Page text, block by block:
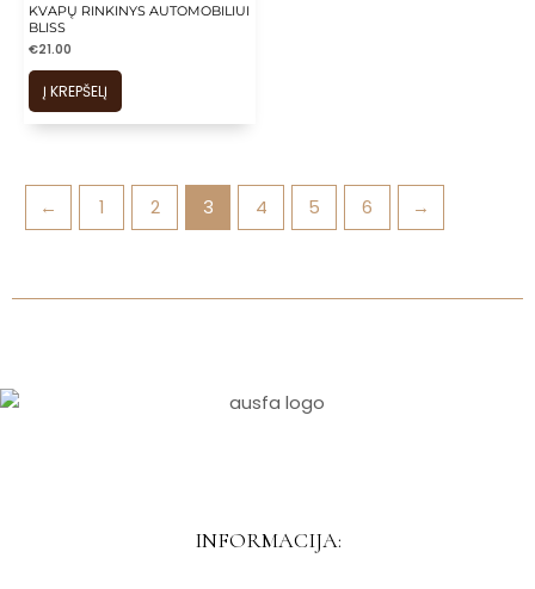
KVAPŲ RINKINYS AUTOMOBILIUI
BLISS
€21.00
Į KREPŠELĮ
← 1 2 3 4 5 6 →
INFORMACIJA: